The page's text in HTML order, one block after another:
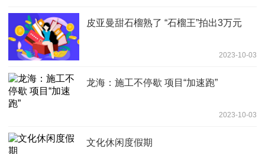
皮亚曼甜石榴熟了 “石榴王”拍出3万元
2023-10-03
龙海：施工不停歇 项目“加速跑”
2023-10-03
文化休闲度假期